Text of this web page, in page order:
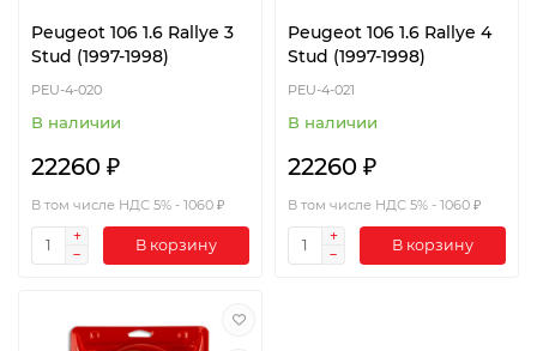
Peugeot 106 1.6 Rallye 3
Stud (1997-1998)
PEU-4-020
В наличии
22260 ₽
В том числе НДС 5% - 1060 ₽
В корзину
Peugeot 106 1.6 Rallye 4
Stud (1997-1998)
PEU-4-021
В наличии
22260 ₽
В том числе НДС 5% - 1060 ₽
В корзину